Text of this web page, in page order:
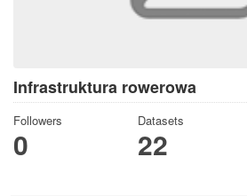
Infrastruktura rowerowa
Followers
0
Datasets
22